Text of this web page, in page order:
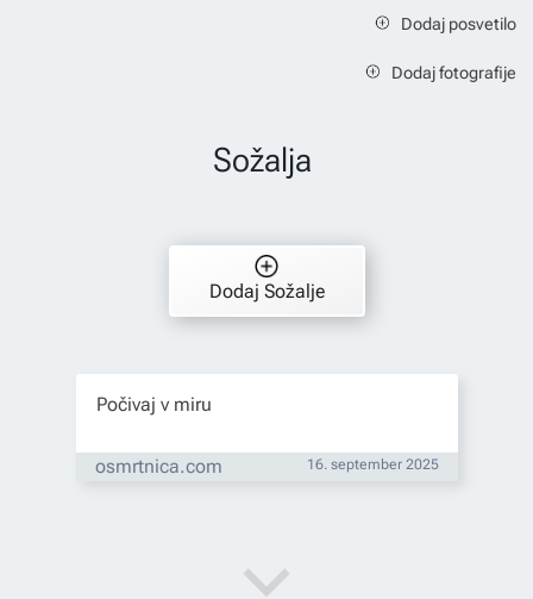
Dodaj posvetilo
Dodaj fotografije
Sožalja
Dodaj Sožalje
Počivaj v miru
osmrtnica.com 16. september 2025